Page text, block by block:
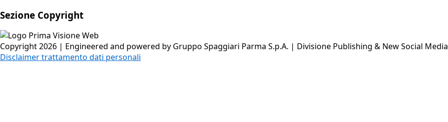
Sezione Copyright
Copyright 2026 | Engineered and powered by Gruppo Spaggiari Parma S.p.A. | Divisione Publishing & New Social Media
Disclaimer trattamento dati personali